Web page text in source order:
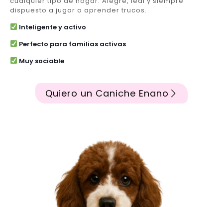
dispuesto a jugar o aprender trucos.
Inteligente y activo
Perfecto para familias activas
Muy sociable
Quiero un Caniche Enano